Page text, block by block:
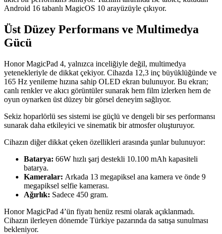
Android 16 tabanlı MagicOS 10 arayüzüyle çıkıyor.
Üst Düzey Performans ve Multimedya
Gücü
Honor MagicPad 4, yalnızca inceliğiyle değil, multimedya
yetenekleriyle de dikkat çekiyor. Cihazda 12,3 inç büyüklüğünde ve
165 Hz yenileme hızına sahip OLED ekran bulunuyor. Bu ekran;
canlı renkler ve akıcı görüntüler sunarak hem film izlerken hem de
oyun oynarken üst düzey bir görsel deneyim sağlıyor.
Sekiz hoparlörlü ses sistemi ise güçlü ve dengeli bir ses performansı
sunarak daha etkileyici ve sinematik bir atmosfer oluşturuyor.
Cihazın diğer dikkat çeken özellikleri arasında şunlar bulunuyor:
Batarya: 66W hızlı şarj destekli 10.100 mAh kapasiteli
batarya.
Kameralar: Arkada 13 megapiksel ana kamera ve önde 9
megapiksel selfie kamerası.
Ağırlık: Sadece 450 gram.
Honor MagicPad 4’ün fiyatı henüz resmi olarak açıklanmadı.
Cihazın ilerleyen dönemde Türkiye pazarında da satışa sunulması
bekleniyor.